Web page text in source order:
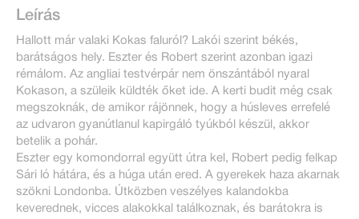
Leírás
Hallott már valaki Kokas faluról? Lakói szerint békés,
barátságos hely. Eszter és Robert szerint azonban igazi
rémálom. Az angliai testvérpár nem önszántából nyaral
Kokason, a szüleik küldték őket ide. A kerti budit még csak
megszoknák, de amikor rájönnek, hogy a húsleves errefelé
az udvaron gyanútlanul kapirgáló tyúkból készül, akkor
betelik a pohár.
Eszter egy komondorral együtt útra kel, Robert pedig felkap
Sári ló hátára, és a húga után ered. A gyerekek haza akarnak
szökni Londonba. Útközben veszélyes kalandokba
keverednek, vicces alakokkal találkoznak, és barátokra is